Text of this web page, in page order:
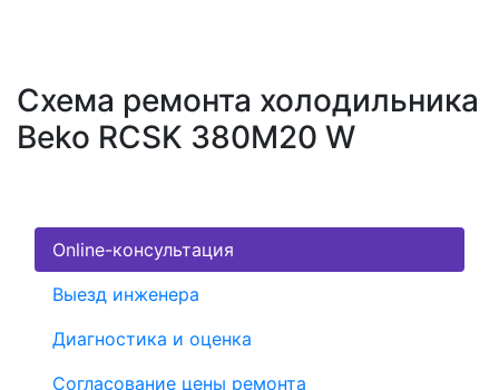
Схема ремонта холодильника
Beko RCSK 380M20 W
Online-консультация
Выезд инженера
Диагностика и оценка
Согласование цены ремонта